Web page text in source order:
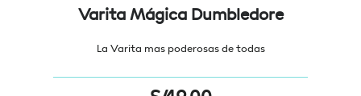
Varita Mágica Dumbledore
La Varita mas poderosas de todas